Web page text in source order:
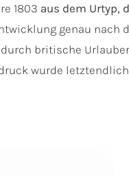
1803 aus dem Urtyp,
genau nach
britische
wurde